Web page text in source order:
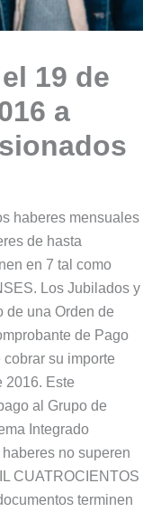
19 de
a
haberes mensuales
de hasta
en 7 tal como
Los Jubilados y
de una Orden de
de Pago
su importe
2016. Este
al Grupo de
Integrado
no superen
CUATROCIENTOS
terminen